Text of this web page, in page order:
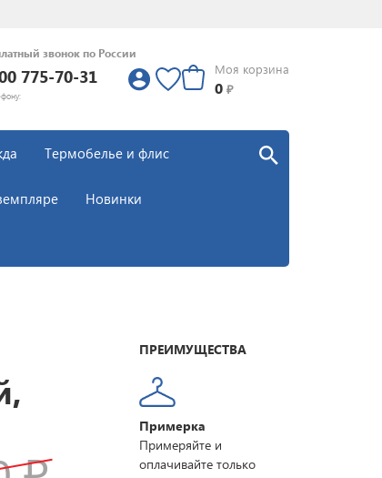
звонок по России
775-70-31 Моя корзина
0 ₽
Термобелье и флис
Новинки
ПРЕИМУЩЕСТВА
Примерка
Примеряйте и
оплачивайте только